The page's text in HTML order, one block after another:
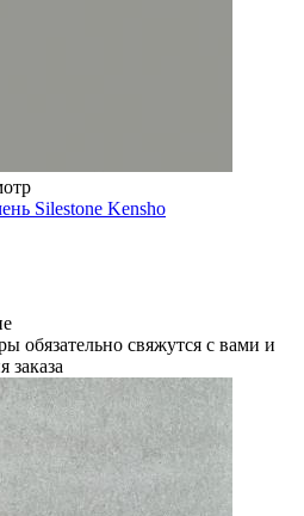
Silestone Kensho
обязательно свяжутся с вами и
заказа